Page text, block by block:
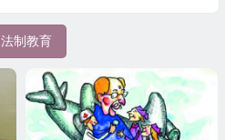
法制教育